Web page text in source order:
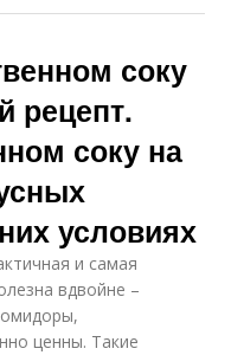
соку
рецепт.
соку на
условиях
и самая
вдвойне –
ценны. Такие